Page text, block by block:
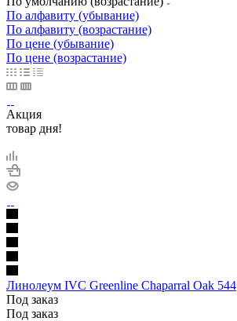
По алфавиту (убывание)
По алфавиту (возрастание)
По цене (убывание)
По цене (возрастание)
Акция
товар дня!
Линолеум IVC Greenline Chaparral Oak 544
Под заказ
Под заказ